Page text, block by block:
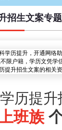
门
平
州
州
州
州
门
招生文案专题
学历提升，开通网络
限户籍，学历文凭学
提升招生文案的相关资
历提升
班族